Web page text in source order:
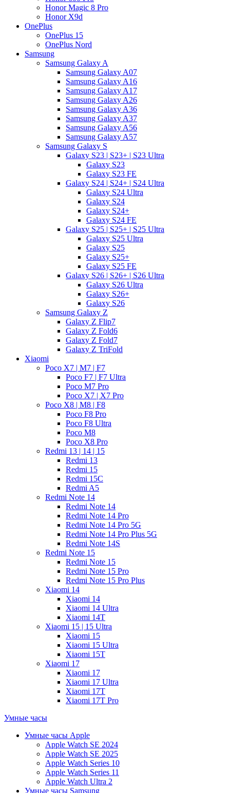
Honor Magic 8 Pro
Honor X9d
OnePlus
OnePlus 15
OnePlus Nord
Samsung
Samsung Galaxy A
Samsung Galaxy A07
Samsung Galaxy A16
Samsung Galaxy A17
Samsung Galaxy A26
Samsung Galaxy A36
Samsung Galaxy A37
Samsung Galaxy A56
Samsung Galaxy A57
Samsung Galaxy S
Galaxy S23 | S23+ | S23 Ultra
Galaxy S23
Galaxy S23 FE
Galaxy S24 | S24+ | S24 Ultra
Galaxy S24 Ultra
Galaxy S24
Galaxy S24+
Galaxy S24 FE
Galaxy S25 | S25+ | S25 Ultra
Galaxy S25 Ultra
Galaxy S25
Galaxy S25+
Galaxy S25 FE
Galaxy S26 | S26+ | S26 Ultra
Galaxy S26 Ultra
Galaxy S26+
Galaxy S26
Samsung Galaxy Z
Galaxy Z Flip7
Galaxy Z Fold6
Galaxy Z Fold7
Galaxy Z TriFold
Xiaomi
Poco X7 | M7 | F7
Poco F7 | F7 Ultra
Poco M7 Pro
Poco X7 | X7 Pro
Poco X8 | M8 | F8
Poco F8 Pro
Poco F8 Ultra
Poco M8
Poco X8 Pro
Redmi 13 | 14 | 15
Redmi 13
Redmi 15
Redmi 15C
Redmi A5
Redmi Note 14
Redmi Note 14
Redmi Note 14 Pro
Redmi Note 14 Pro 5G
Redmi Note 14 Pro Plus 5G
Redmi Note 14S
Redmi Note 15
Redmi Note 15
Redmi Note 15 Pro
Redmi Note 15 Pro Plus
Xiaomi 14
Xiaomi 14
Xiaomi 14 Ultra
Xiaomi 14T
Xiaomi 15 | 15 Ultra
Xiaomi 15
Xiaomi 15 Ultra
Xiaomi 15T
Xiaomi 17
Xiaomi 17
Xiaomi 17 Ultra
Xiaomi 17T
Xiaomi 17T Pro
Умные часы
Умные часы Apple
Apple Watch SE 2024
Apple Watch SE 2025
Apple Watch Series 10
Apple Watch Series 11
Apple Watch Ultra 2
Умные часы Samsung